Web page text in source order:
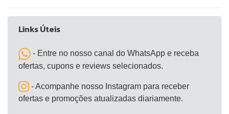
cozinhar com qualidade.
Links Úteis
- Entre no nosso canal do WhatsApp e receba
ofertas, cupons e reviews selecionados.
- Acompanhe nosso Instagram para receber
ofertas e promoções atualizadas diariamente.